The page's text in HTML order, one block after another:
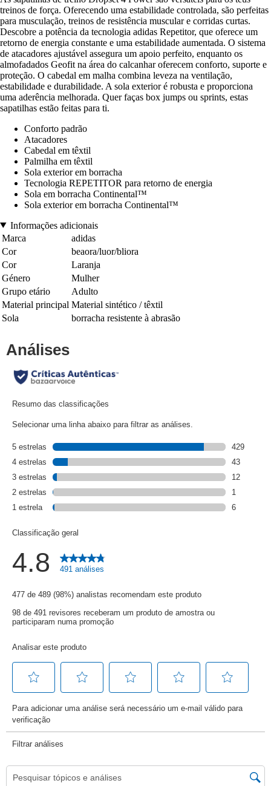
treinos de força. Oferecendo uma estabilidade controlada, são perfeitas
para musculação, treinos de resistência muscular e corridas curtas.
Descobre a potência da tecnologia adidas Repetitor, que oferece um
retorno de energia constante e uma estabilidade aumentada. O sistema
de atacadores ajustável assegura um apoio perfeito, enquanto os
almofadados Geofit na área do calcanhar oferecem conforto, suporte e
proteção. O cabedal em malha combina leveza na ventilação,
estabilidade e durabilidade. A sola exterior é robusta e proporciona
uma aderência melhorada. Quer faças box jumps ou sprints, estas
sapatilhas estão feitas para ti.
Conforto padrão
Atacadores
Cabedal em têxtil
Palmilha em têxtil
Sola exterior em borracha
Tecnologia REPETITOR para retorno de energia
Sola em borracha Continental™
Sola exterior em borracha Continental™
Informações adicionais
Marca
adidas
Cor
beaora/luor/bliora
Cor
Laranja
Género
Mulher
Grupo etário
Adulto
Material principal Material sintético / têxtil
Sola
borracha resistente à abrasão